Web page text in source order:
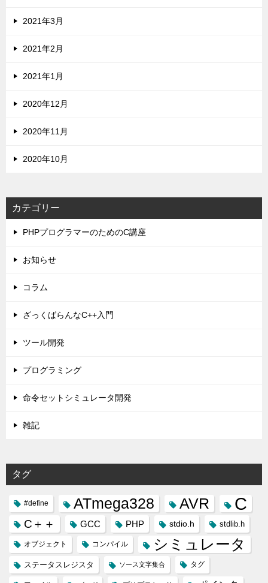
2021年3月
2021年2月
2021年1月
2020年12月
2020年11月
2020年10月
カテゴリー
PHPプログラマーのためのC講座
お知らせ
コラム
ざっくばらんなC++入門
ツール開発
プログラミング
命令セットシミュレータ開発
雑記
タグ
#define ATmega328 AVR C
C＋＋ GCC PHP stdio.h stdlib.h
オブジェクト コンパイル シミュレータ
ステータスレジスタ ソース文字集合 タグ